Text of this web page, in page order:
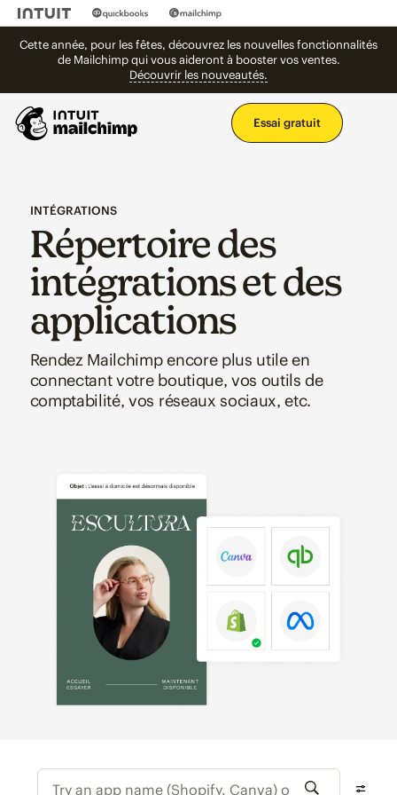
Cette année, pour les fêtes, découvrez les nouvelles fonctionnalités
de Mailchimp qui vous aideront à booster vos ventes.
Découvrir les nouveautés.
Essai gratuit
INTÉGRATIONS
Répertoire des
intégrations et des
applications
Rendez Mailchimp encore plus utile en
connectant votre boutique, vos outils de
comptabilité, vos réseaux sociaux, etc.